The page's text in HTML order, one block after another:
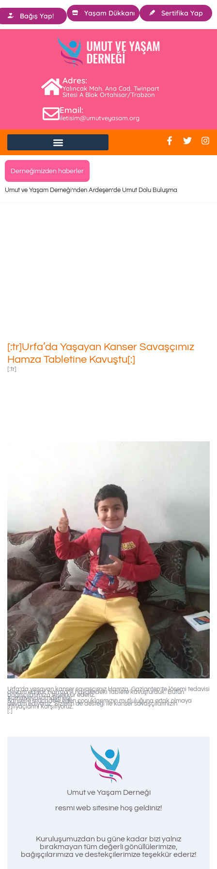
Sertifika Yap
Yaşam Dükkanı
Bağış Yap!
Adres:
Yalıncak Mah. Ana Cad. Twinpart
Sitesi A Blok Ortahisar/Trabzon
Email:
iletisim@umutveyasam.org
Derneğimizden haberler
Umut ve Yaşam Derneği’nden Ardeşen’de Umut Dolu Buluşma
[:tr]Urfa’da Yaşayan Kanser Savaşçımız
Hamza Tabletine Kavuştu[:]
[:tr]
Urfa’da yaşayan kanser savaşçımız Hamza, Gaziantep’te lösemi tedavisi
devam ediyor. Hamza’yı hayalindeki tablete kavuşturduk. Bütün
bağışçılarımıza teşekkür ederiz.
#umutveyasamdernegi
Kanserle mücadele eden çocuklarımızın mutluluğuna ortak olmaya
devam ediyoruz. Sizlerin de desteği ile kanser savaşçılarınızın
ihtiyaçlarını karşılıyoruz.
[:]
Umut ve Yaşam Derneği
resmi web sitesine hoş geldiniz!
Kuruluşumuzdan bu güne kadar bizi yalnız
bırakmayan tüm değerli gönüllülerimize,
bağışçılarımıza ve destekçilerimize teşekkür ederiz!